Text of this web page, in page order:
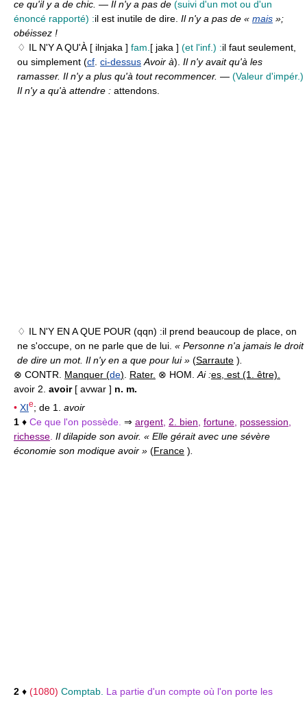
ce qu'il y a de chic. — Il n'y a pas de (suivi d'un mot ou d'un
énoncé rapporté) :il est inutile de dire. Il n'y a pas de « mais »;
obéissez !
♢ IL N'Y A QU'À [ ilnjaka ] fam. [ jaka ] (et l'inf.) :il faut seulement,
ou simplement (cf ci-dessus Avoir à). Il n'y avait qu'à les
ramasser. Il n'y a plus qu'à tout recommencer. — (Valeur d'impér.)
Il n'y a qu'à attendre : attendons.
♢ IL N'Y EN A QUE POUR (qqn) :il prend beaucoup de place, on
ne s'occupe, on ne parle que de lui. « Personne n'a jamais le droit
de dire un mot. Il n'y en a que pour lui » (Sarraute )
⊗ CONTR. Manquer (de) Rater. ⊗ HOM. Ai :es, est (1. être).
avoir 2. avoir[ avwar ] n. m.
• XIe; de 1. avoir
1 ♦ Ce que l'on possède. ⇒ argent 2. bien fortune possession
richesse Il dilapide son avoir. « Elle gérait avec une sévère
économie son modique avoir » (France )
2 ♦ (1080) Comptab. La partie d'un compte où l'on porte les